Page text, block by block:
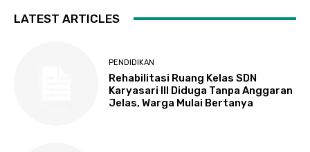
LATEST ARTICLES
PENDIDIKAN
Rehabilitasi Ruang Kelas SDN
Karyasari III Diduga Tanpa Anggaran
Jelas, Warga Mulai Bertanya